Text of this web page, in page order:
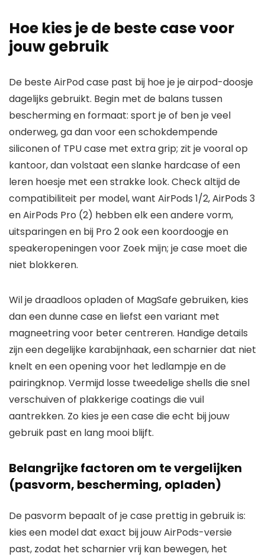
Hoe kies je de beste case voor
jouw gebruik
De beste AirPod case past bij hoe je je airpod-doosje
dagelijks gebruikt. Begin met de balans tussen
bescherming en formaat: sport je of ben je veel
onderweg, ga dan voor een schokdempende
siliconen of TPU case met extra grip; zit je vooral op
kantoor, dan volstaat een slanke hardcase of een
leren hoesje met een strakke look. Check altijd de
compatibiliteit per model, want AirPods 1/2, AirPods 3
en AirPods Pro (2) hebben elk een andere vorm,
uitsparingen en bij Pro 2 ook een koordoogje en
speakeropeningen voor Zoek mijn; je case moet die
niet blokkeren.
Wil je draadloos opladen of MagSafe gebruiken, kies
dan een dunne case en liefst een variant met
magneetring voor beter centreren. Handige details
zijn een degelijke karabijnhaak, een scharnier dat niet
knelt en een opening voor het ledlampje en de
pairingknop. Vermijd losse tweedelige shells die snel
verschuiven of plakkerige coatings die vuil
aantrekken. Zo kies je een case die echt bij jouw
gebruik past en lang mooi blijft.
Belangrijke factoren om te vergelijken
(pasvorm, bescherming, opladen)
De pasvorm bepaalt of je case prettig in gebruik is:
kies een model dat exact bij jouw AirPods-versie
past, zodat het scharnier vrij kan bewegen, het